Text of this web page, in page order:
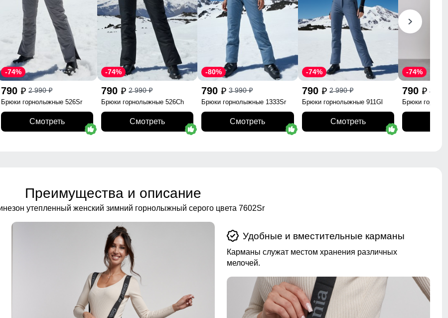
790 p 2 990p
-74%
Брюки горнолыжные 526Sr
Смотреть
790 p 2 990p
-74%
Брюки горнолыжные 526Ch
Смотреть
790 p 3 990p
-80%
Брюки горнолыжные 1333Sr
Смотреть
790 p 2 990p
-74%
Брюки горнолыжные 911Gl
Смотреть
790 p 2
-74%
Брюки
Преимущества и описание
утепленный женский зимний горнолыжный серого цвета 7602Sr
Удобные и вместительные карманы
Карманы служат местом хранения различных
мелочей.